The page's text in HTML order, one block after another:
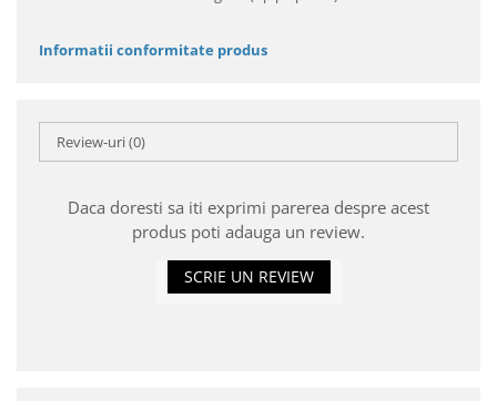
Informatii conformitate produs
Review-uri(0)
Daca doresti sa iti exprimi parerea despre acest
produs poti adauga un review.
SCRIE UN REVIEW